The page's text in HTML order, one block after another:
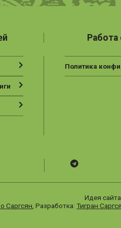
Работа
Политика
Telegram
Идея
Саргсян , Разработка: Тигран